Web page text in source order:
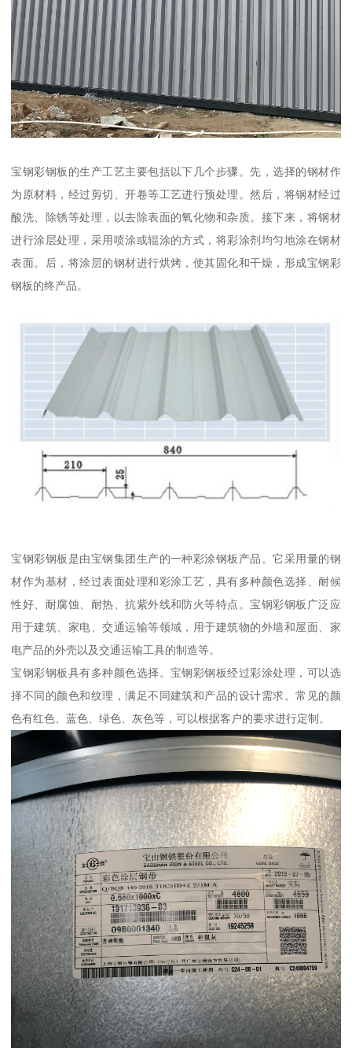
宝钢彩钢板的生产工艺主要包括以下几个步骤。先，选择的钢材作
为原材料，经过剪切、开卷等工艺进行预处理。然后，将钢材经过
酸洗、除锈等处理，以去除表面的氧化物和杂质。接下来，将钢材
进行涂层处理，采用喷涂或辊涂的方式，将彩涂剂均匀地涂在钢材
表面。后，将涂层的钢材进行烘烤，使其固化和干燥，形成宝钢彩
钢板的终产品。
宝钢彩钢板是由宝钢集团生产的一种彩涂钢板产品。它采用量的钢
材作为基材，经过表面处理和彩涂工艺，具有多种颜色选择、耐候
性好、耐腐蚀、耐热、抗紫外线和防火等特点。宝钢彩钢板广泛应
用于建筑、家电、交通运输等领域，用于建筑物的外墙和屋面、家
电产品的外壳以及交通运输工具的制造等。
宝钢彩钢板具有多种颜色选择。宝钢彩钢板经过彩涂处理，可以选
择不同的颜色和纹理，满足不同建筑和产品的设计需求。常见的颜
色有红色、蓝色、绿色、灰色等，可以根据客户的要求进行定制。